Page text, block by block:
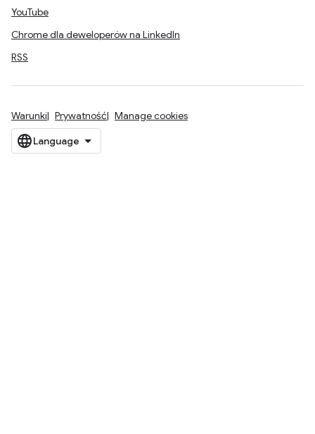
YouTube
Chrome dla deweloperów na LinkedIn
RSS
Warunki Prywatność Manage cookies